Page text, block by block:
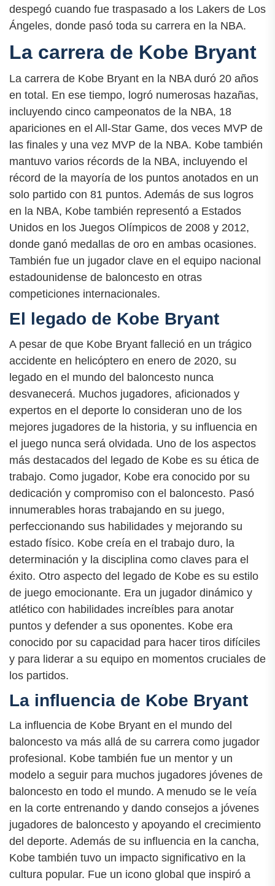
despegó cuando fue traspasado a los Lakers de Los
Ángeles, donde pasó toda su carrera en la NBA.
La carrera de Kobe Bryant
La carrera de Kobe Bryant en la NBA duró 20 años
en total. En ese tiempo, logró numerosas hazañas,
incluyendo cinco campeonatos de la NBA, 18
apariciones en el All-Star Game, dos veces MVP de
las finales y una vez MVP de la NBA. Kobe también
mantuvo varios récords de la NBA, incluyendo el
récord de la mayoría de los puntos anotados en un
solo partido con 81 puntos. Además de sus logros
en la NBA, Kobe también representó a Estados
Unidos en los Juegos Olímpicos de 2008 y 2012,
donde ganó medallas de oro en ambas ocasiones.
También fue un jugador clave en el equipo nacional
estadounidense de baloncesto en otras
competiciones internacionales.
El legado de Kobe Bryant
A pesar de que Kobe Bryant falleció en un trágico
accidente en helicóptero en enero de 2020, su
legado en el mundo del baloncesto nunca
desvanecerá. Muchos jugadores, aficionados y
expertos en el deporte lo consideran uno de los
mejores jugadores de la historia, y su influencia en
el juego nunca será olvidada. Uno de los aspectos
más destacados del legado de Kobe es su ética de
trabajo. Como jugador, Kobe era conocido por su
dedicación y compromiso con el baloncesto. Pasó
innumerables horas trabajando en su juego,
perfeccionando sus habilidades y mejorando su
estado físico. Kobe creía en el trabajo duro, la
determinación y la disciplina como claves para el
éxito. Otro aspecto del legado de Kobe es su estilo
de juego emocionante. Era un jugador dinámico y
atlético con habilidades increíbles para anotar
puntos y defender a sus oponentes. Kobe era
conocido por su capacidad para hacer tiros difíciles
y para liderar a su equipo en momentos cruciales de
los partidos.
La influencia de Kobe Bryant
La influencia de Kobe Bryant en el mundo del
baloncesto va más allá de su carrera como jugador
profesional. Kobe también fue un mentor y un
modelo a seguir para muchos jugadores jóvenes de
baloncesto en todo el mundo. A menudo se le veía
en la corte entrenando y dando consejos a jóvenes
jugadores de baloncesto y apoyando el crecimiento
del deporte. Además de su influencia en la cancha,
Kobe también tuvo un impacto significativo en la
cultura popular. Fue un icono global que inspiró a